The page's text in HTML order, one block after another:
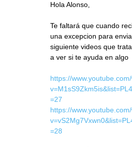
Hola Alonso,
Te faltará que cuando
una excepcion para
siguiente videos que
a ver si te ayuda en algo
https://
=27
https://
=28